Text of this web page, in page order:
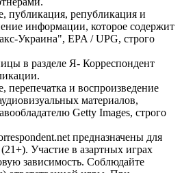
публикация, републикация и
информации, которое содержит
Украина", EPA / UPG, строго
в разделе Я- Корреспондент
перепечатка и воспроизведение
материалов,
Getty Images, строго
предназначены для
Участие в азартных играх
зависимость. Соблюдайте